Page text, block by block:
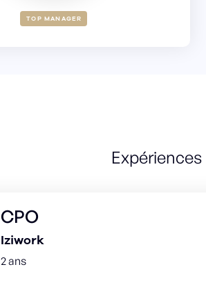
TOP MANAGER
Expériences
CPO
Iziwork
2 ans